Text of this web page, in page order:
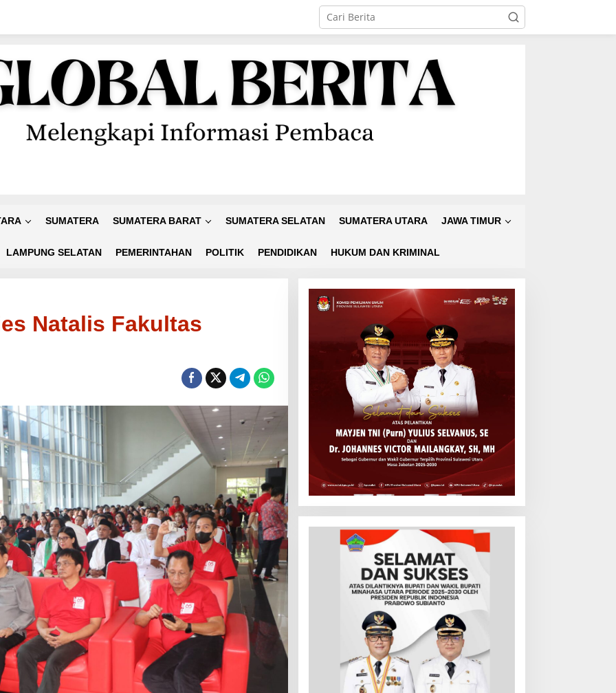
SUMATERA SUMATERA BARAT SUMATERA SELATAN SUMATERA UTARA JAWA TIMUR
LAMPUNG SELATAN PEMERINTAHAN POLITIK PENDIDIKAN HUKUM DAN KRIMINAL
Natalis Fakultas